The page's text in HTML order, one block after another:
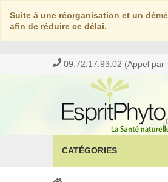
Suite à une réorganisation et un
afin de réduire ce délai.
09.72.17.93.02 (Appel par
CATÉGORIES